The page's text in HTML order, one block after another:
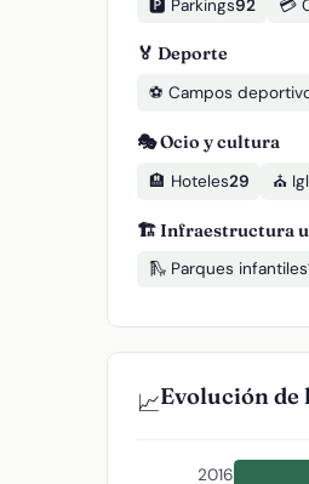
🅿️ Parkings92 💳
🏅 Deporte
⚽ Campos
🎭 Ocio y cultura
🏨 Hoteles29 ⛪
🏗️ Infraestructura
🛝 Parques infantiles
📈Evolución de
2016